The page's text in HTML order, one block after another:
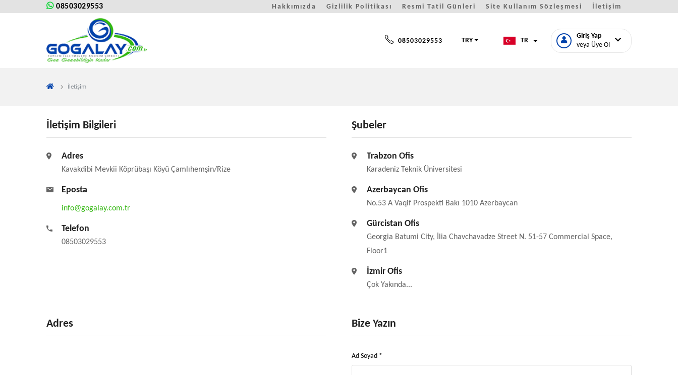
08503029553 Hakkımızda Gizlilik Politikası Resmi Tatil Günleri Site Kullanım Sözleşmesi İletişim
08503029553 TR
TRY
Giriş Yap
veya Üye Ol
İletişim
İletişim Bilgileri
Adres
Kavakdibi Mevkii Köprübaşı Köyü Çamlıhemşin/Rize
Eposta
info@gogalay.com.tr
Telefon
08503029553
Şubeler
Trabzon Ofis
Karadeniz Teknik Üniversitesi
Azerbaycan Ofis
No.53 A Vaqif Prospekti Bakı 1010 Azerbaycan
Gürcistan Ofis
Georgia Batumi City, İlia Chavchavadze Street N. 51-57 Commercial Space,
Floor1
İzmir Ofis
Çok Yakında...
Adres Bize Yazın
Ad Soyad *